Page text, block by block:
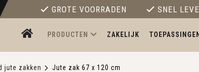
GROTE VOORRADEN SNEL
PRODUCTEN ZAKELIJK TOEPASSINGEN
jute zakken Jute zak 67 x 120 cm